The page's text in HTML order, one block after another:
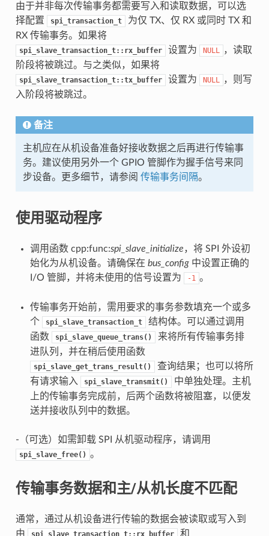
由于并非每次传输事务都需要写入和读取数据，可以选
择配置
spi_transaction_t
为仅 TX、仅 RX 或同时 TX 和
RX 传输事务。如果将
spi_slave_transaction_t::rx_buffer 设置为 NULL ，读取
阶段将被跳过。与之类似，如果将
spi_slave_transaction_t::tx_buffer 设置为 NULL ，则写
入阶段将被跳过。
备注
主机应在从机设备准备好接收数据之后再进行传输事
务。建议使用另外一个 GPIO 管脚作为握手信号来同
步设备。更多细节，请参阅 传输事务间隔。
使用驱动程序
调用函数 cpp:func:spi_slave_initialize，将 SPI 外设初
始化为从机设备。请确保在 bus_config中设置正确的
I/O 管脚，并将未使用的信号设置为
-1 。
传输事务开始前，需用要求的事务参数填充一个或多
个
spi_slave_transaction_t
结构体。可以通过调用
函数
spi_slave_queue_trans()
来将所有传输事务排
进队列，并在稍后使用函数
spi_slave_get_trans_result()
查询结果；也可以将所
有请求输入
spi_slave_transmit()
中单独处理。主机
上的传输事务完成前，后两个函数将被阻塞，以便发
送并接收队列中的数据。
-（可选）如需卸载 SPI 从机驱动程序，请调用
spi_slave_free() 。
传输事务数据和主/从机长度不匹配
通常，通过从机设备进行传输的数据会被读取或写入到
由
spi_slave_transaction_t::rx_buffer 和